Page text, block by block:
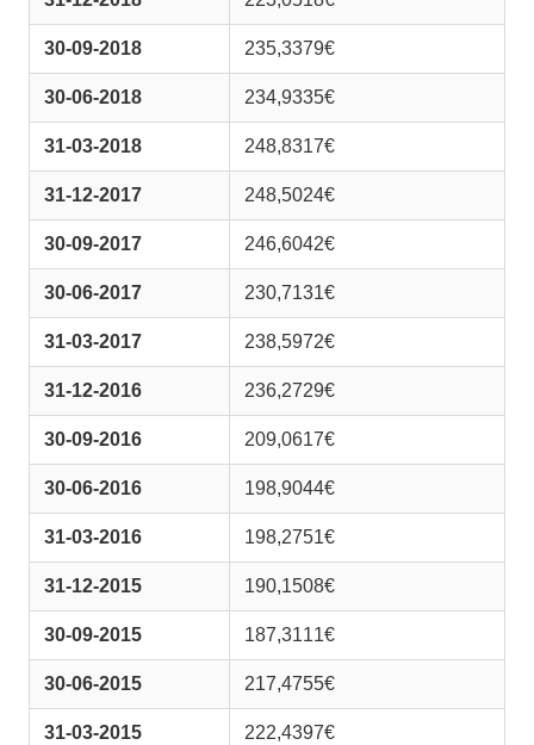
30-09-2018 235,3379€
30-06-2018 234,9335€
31-03-2018 248,8317€
31-12-2017 248,5024€
30-09-2017 246,6042€
30-06-2017 230,7131€
31-03-2017 238,5972€
31-12-2016 236,2729€
30-09-2016 209,0617€
30-06-2016 198,9044€
31-03-2016 198,2751€
31-12-2015 190,1508€
30-09-2015 187,3111€
30-06-2015 217,4755€
31-03-2015 222,4397€